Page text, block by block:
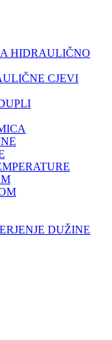
HIDRAULIČNO
CJEVI
DUŽINE